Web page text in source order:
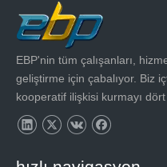
EBP'nin tüm çalışanları,
geliştirme için çabalıyor. Biz
kooperatif ilişkisi kurmayı